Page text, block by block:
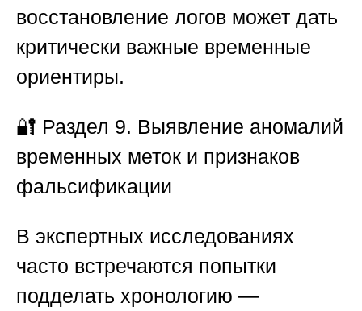
восстановление логов может дать
критически важные временные
ориентиры.
🔐 Раздел 9. Выявление аномалий
временных меток и признаков
фальсификации
В экспертных исследованиях
часто встречаются попытки
подделать хронологию —